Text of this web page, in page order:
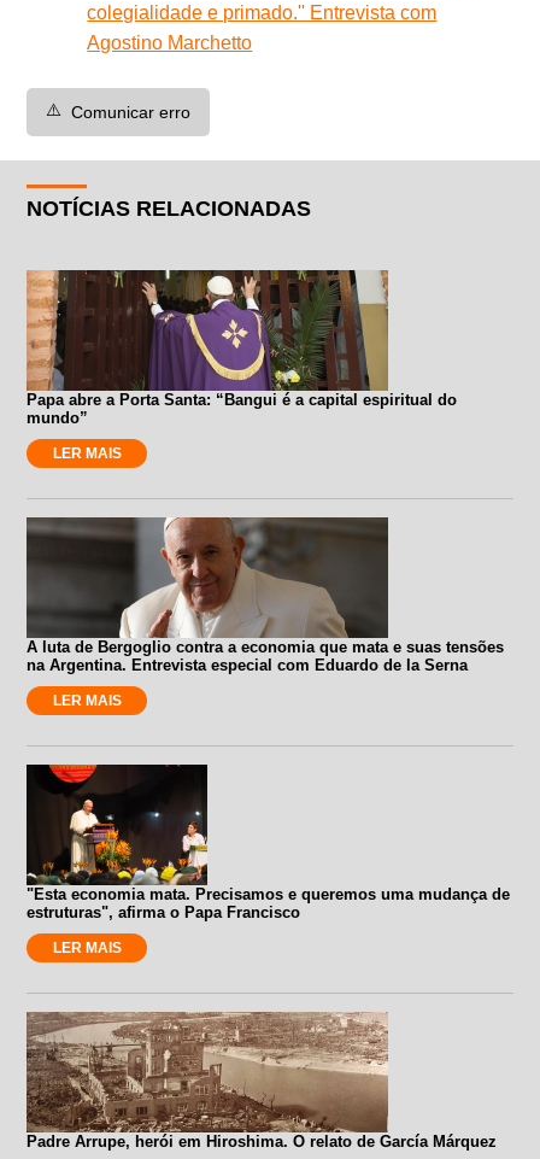
colegialidade e primado.'' Entrevista com
Agostino Marchetto
⚠️ Comunicar erro
NOTÍCIAS RELACIONADAS
Papa abre a Porta Santa: “Bangui é a capital espiritual do
mundo”
LER MAIS
A luta de Bergoglio contra a economia que mata e suas tensões
na Argentina. Entrevista especial com Eduardo de la Serna
LER MAIS
"Esta economia mata. Precisamos e queremos uma mudança de
estruturas", afirma o Papa Francisco
LER MAIS
Padre Arrupe, herói em Hiroshima. O relato de García Márquez